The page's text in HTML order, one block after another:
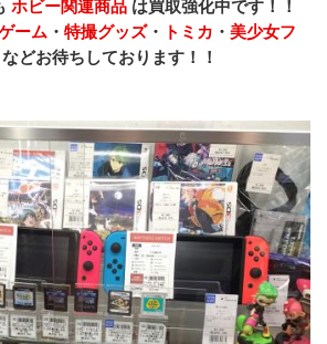
ホビー関連商品 は買取強化中です！！
ーム ・ 特撮グッズ・ トミカ ・ 美少女フ
などお待ちしております！！